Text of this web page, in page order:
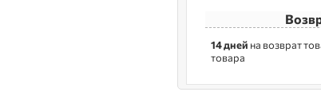
14 дней на возврат
товара